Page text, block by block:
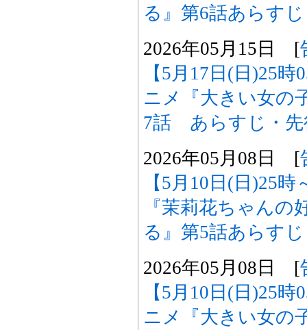
る』第6話あらす
2026年05月15日 [
【5月17日(日)25
ニメ『大きい女の
7話 あらすじ・先
2026年05月08日 [
【5月10日(日)25
『茉莉花ちゃん
る』第5話あらす
2026年05月08日 [
【5月10日(日)25
ニメ『大きい女の